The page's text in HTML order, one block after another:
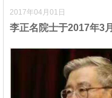
2017年04月01日
李正名院士于2017年3